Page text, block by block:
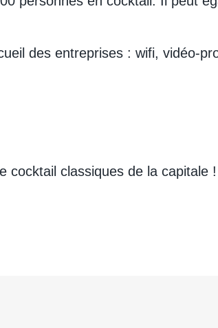
des entreprises : wifi, vidéo-
cocktail classiques de la capitale !